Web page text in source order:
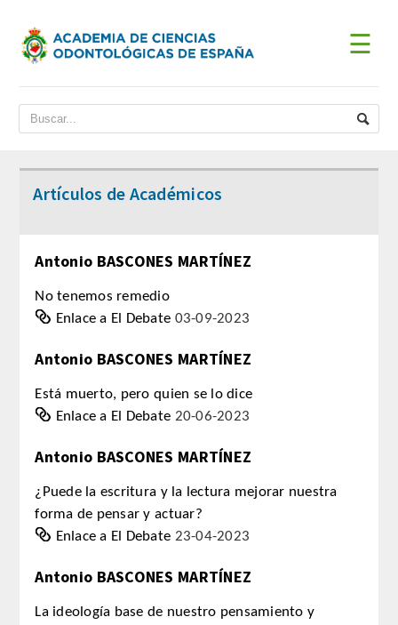
ACADEMIA
BIENVENIDA DEL PRESIDENTE
Historia
Presidentes
ESTATUTOS
SECCIONES
CIENCIAS BASICAS MEDICAS
☰
Artículos de Académicos
Antonio BASCONES MARTÍNEZ
No tenemos remedio
Enlace a El Debate 03-09-2023
Antonio BASCONES MARTÍNEZ
Está muerto, pero quien se lo dice
Enlace a El Debate 20-06-2023
Antonio BASCONES MARTÍNEZ
¿Puede la escritura y la lectura mejorar nuestra
forma de pensar y actuar?
Enlace a El Debate 23-04-2023
Antonio BASCONES MARTÍNEZ
La ideología base de nuestro pensamiento y